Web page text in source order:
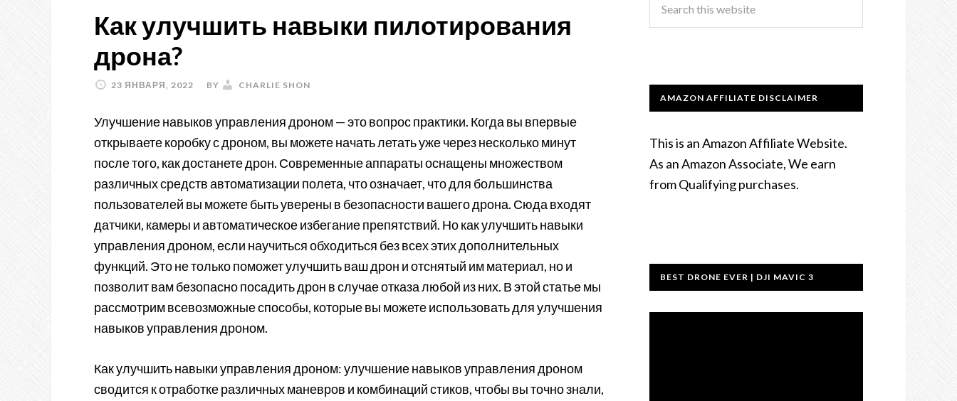
Как улучшить навыки пилотирования
дрона?
23 ЯНВАРЯ, 2022 BY CHARLIE SHON
Улучшение навыков управления дроном — это вопрос практики. Когда вы впервые
открываете коробку с дроном, вы можете начать летать уже через несколько минут
после того, как достанете дрон. Современные аппараты оснащены множеством
различных средств автоматизации полета, что означает, что для большинства
пользователей вы можете быть уверены в безопасности вашего дрона. Сюда входят
датчики, камеры и автоматическое избегание препятствий. Но как улучшить навыки
управления дроном, если научиться обходиться без всех этих дополнительных
функций. Это не только поможет улучшить ваш дрон и отснятый им материал, но и
позволит вам безопасно посадить дрон в случае отказа любой из них. В этой статье мы
рассмотрим всевозможные способы, которые вы можете использовать для улучшения
навыков управления дроном.
Как улучшить навыки управления дроном: улучшение навыков управления дроном
сводится к отработке различных маневров и комбинаций стиков, чтобы вы точно знали,
AMAZON AFFILIATE DISCLAIMER
This is an Amazon Affiliate Website.
As an Amazon Associate, We earn
from Qualifying purchases.
BEST DRONE EVER | DJI MAVIC 3